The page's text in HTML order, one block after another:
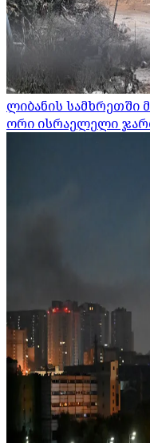
ლიბანის სამხრეთში
ორი ისრაელელი